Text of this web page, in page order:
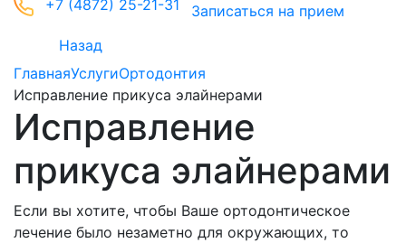
+7 (4872) 25-21-31
Записаться на прием
Назад
ГлавнаяУслугиОртодонтия
Исправление прикуса элайнерами
Исправление
прикуса элайнерами
Если вы хотите, чтобы Ваше ортодонтическое
лечение было незаметно для окружающих, то